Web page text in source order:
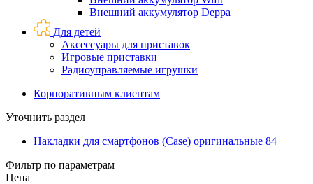
Внешний аккумулятор Deppa
Для детей
Аксессуары для приставок
Игровые приставки
Радиоуправляемые игрушки
Корпоративным клиентам
Уточнить раздел
Накладки для смартфонов (Case) оригинальные 84
Фильтр по параметрам
Цена